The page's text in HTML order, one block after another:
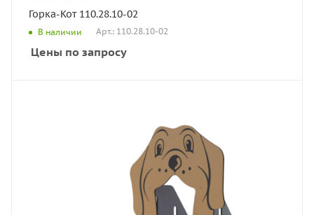
Горка-Кот 110.28.10-02
В наличии Арт.: 110.28.10-02
Цены по запросу